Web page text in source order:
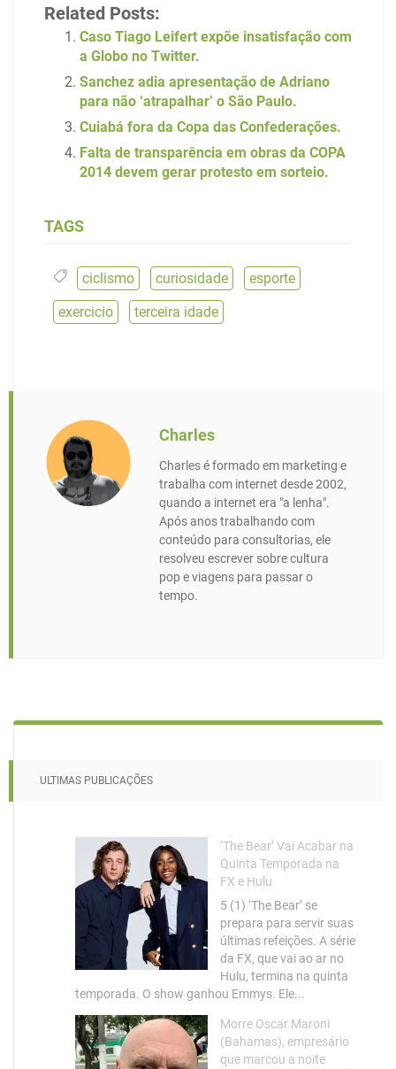
Related Posts:
Caso Tiago Leifert expõe insatisfação com
a Globo no Twitter.
Sanchez adia apresentação de Adriano
para não ‘atrapalhar’ o São Paulo.
Cuiabá fora da Copa das Confederações.
Falta de transparência em obras da COPA
2014 devem gerar protesto em sorteio.
TAGS
ciclismo curiosidade esporte
exercicio
terceira idade
Charles
Charles é formado em marketing e
trabalha com internet desde 2002,
quando a internet era "a lenha".
Após anos trabalhando com
conteúdo para consultorias, ele
resolveu escrever sobre cultura
pop e viagens para passar o
tempo.
ULTIMAS PUBLICAÇÕES
‘The Bear’ Vai Acabar na
Quinta Temporada na
FX e Hulu
5 (1) ‘The Bear’ se
prepara para servir suas
últimas refeições. A série
da FX, que vai ao ar no
Hulu, termina na quinta
temporada. O show ganhou Emmys. Ele...
Morre Oscar Maroni
(Bahamas), empresário
que marcou a noite